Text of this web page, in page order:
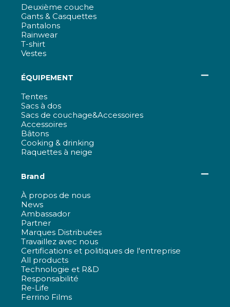
Deuxième couche
Gants & Casquettes
Pantalons
Rainwear
T-shirt
Vestes
ÉQUIPEMENT
Tentes
Sacs à dos
Sacs de couchage&Accessoires
Accessoires
Bâtons
Cooking & drinking
Raquettes à neige
Brand
À propos de nous
News
Ambassador
Partner
Marques Distribuées
Travaillez avec nous
Certifications et politiques de l'entreprise
All products
Technologie et R&D
Responsabilité
Re-Life
Ferrino Films